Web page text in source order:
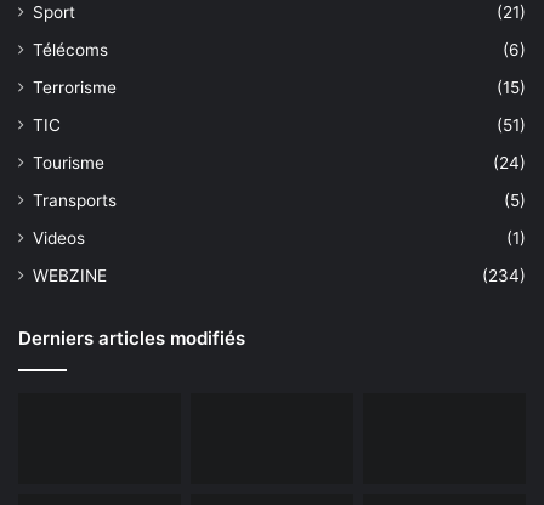
Sport
(21)
Télécoms
(6)
Terrorisme
(15)
TIC
(51)
Tourisme
(24)
Transports
(5)
Videos
(1)
WEBZINE
(234)
Derniers articles modifiés